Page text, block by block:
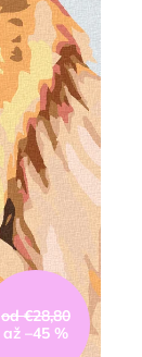
od €28,80
až –45 %